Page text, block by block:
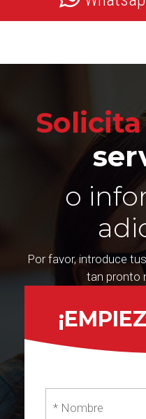
Solicita
o
Por favor, introduce
tan pronto